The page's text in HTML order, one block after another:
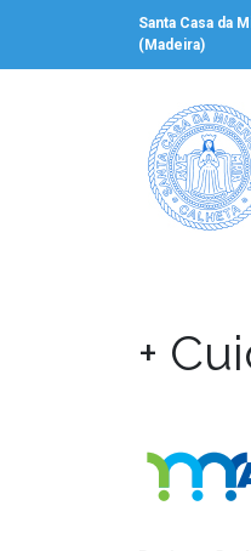
Santa Casa da
(Madeira)
+